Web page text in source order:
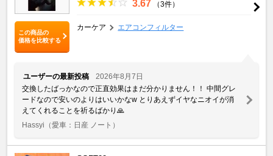
この商品の
価格を比較する
3.67 （3件）
カーケア エアコンフィルター
ユーザーの最新投稿
2026年8月7日
交換したばっかなので正直効果はまだ分かりません！！ 中間グレ
ードなので安いのよりはいいかなw とりあえずイヤなニオイが消
えてくれることを祈るばかり🙏
Hassyi （愛車：日産 ノート）